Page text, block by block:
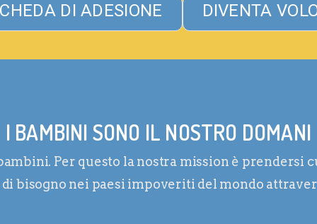
DIVENTA
DI ADESIONE
I BAMBINI SONO IL NOSTRO DOMANI
Per questo la nostra mission è prendersi
bisogno nei paesi impoveriti del mondo